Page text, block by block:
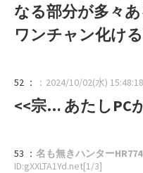
なる部分が多々
ワンチャン化け
52 ： ：2024/10/02(水)
<<宗… あたしPC
53 ： 名も無きハンターHR774
ID:gXXLTA1Yd.net[1/3]